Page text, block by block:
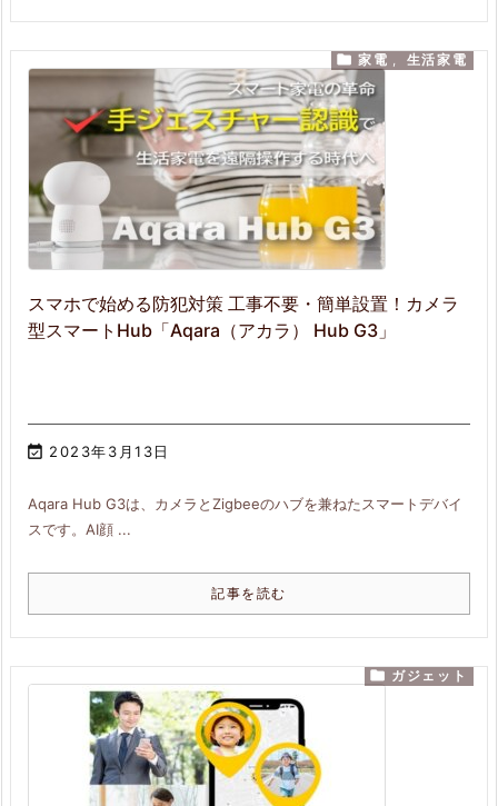
スマホで始める防犯対策 工事不要・簡単設置！カメラ
型スマートHub「Aqara（アカラ） Hub G3」
 2023年3月13日
 家電 , 生活家電
Aqara Hub G3は、カメラとZigbeeのハブを兼ねたスマートデバイ
スです。AI顔 ...
記事を読む
 ガジェット